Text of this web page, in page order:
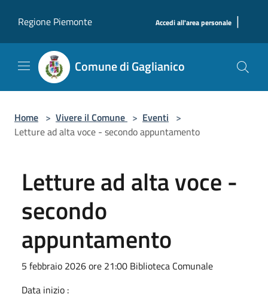
Regione Piemonte
Accedi all'area personale |
Comune di Gaglianico
Home > Vivere il Comune > Eventi >
Letture ad alta voce - secondo appuntamento
Letture ad alta voce -
secondo
appuntamento
5 febbraio 2026 ore 21:00 Biblioteca Comunale
Data inizio :